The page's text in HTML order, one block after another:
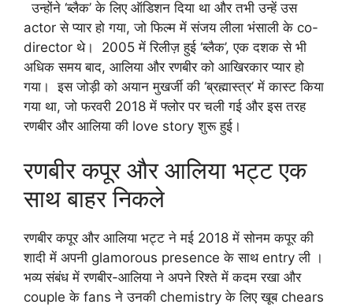
उन्होंने ‘ब्लैक’ के लिए ऑडिशन दिया था और तभी उन्हें उस
actor से प्यार हो गया, जो फिल्म में संजय लीला भंसाली के co-
director थे। 2005 में रिलीज़ हुई ‘ब्लैक’, एक दशक से भी
अधिक समय बाद, आलिया और रणबीर को आखिरकार प्यार हो
गया। इस जोड़ी को अयान मुखर्जी की ‘ब्रह्मास्त्र’ में कास्ट किया
गया था, जो फरवरी 2018 में फ्लोर पर चली गई और इस तरह
रणबीर और आलिया की love story शुरू हुई।
रणबीर कपूर और आलिया भट्ट एक
साथ बाहर निकले
रणबीर कपूर और आलिया भट्ट ने मई 2018 में सोनम कपूर की
शादी में अपनी glamorous presence के साथ entry ली ।
भव्य संबंध में रणबीर-आलिया ने अपने रिश्ते में कदम रखा और
couple के fans ने उनकी chemistry के लिए खूब chears